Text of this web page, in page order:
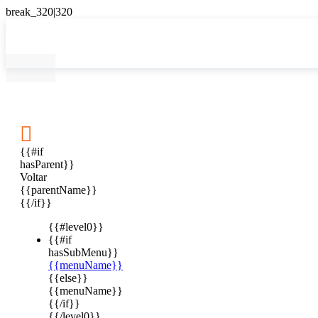

{{#if
hasParent}}
Voltar
{{parentName}}
{{/if}}
{{#level0}}
{{#if
hasSubMenu}}
{{menuName}}
{{else}}
{{menuName}}
{{/if}}